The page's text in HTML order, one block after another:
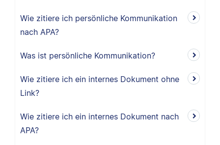
Wie zitiere ich persönliche Kommunikation
nach APA?
Was ist persönliche Kommunikation?
Wie zitiere ich ein internes Dokument ohne
Link?
Wie zitiere ich ein internes Dokument nach
APA?